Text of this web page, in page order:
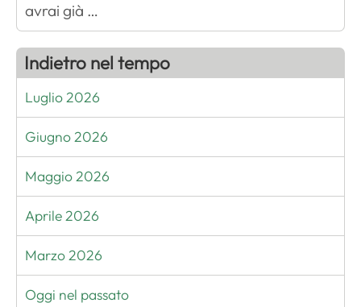
avrai già …
Indietro nel tempo
Luglio 2026
Giugno 2026
Maggio 2026
Aprile 2026
Marzo 2026
Oggi nel passato